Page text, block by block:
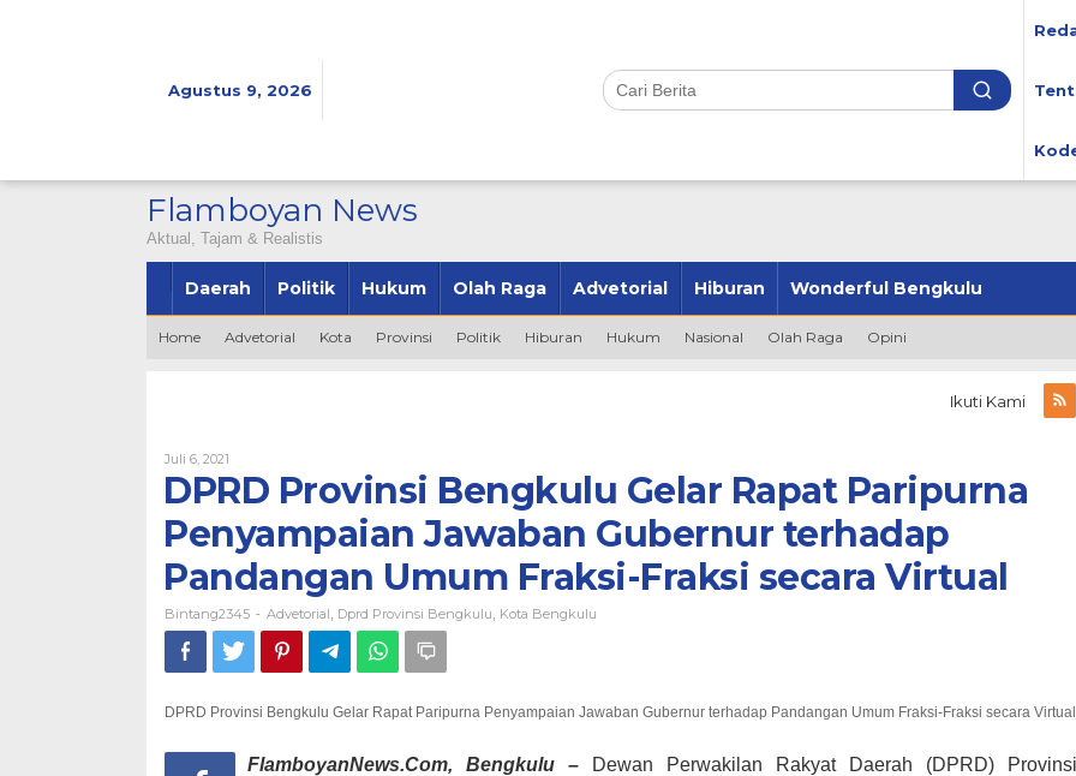
Agustus 9, 2026
Flamboyan News
Aktual, Tajam & Realistis
Daerah Politik Hukum Olah Raga Advetorial Hiburan Wonderful Bengkulu
Home Advetorial Kota Provinsi Politik Hiburan Hukum Nasional Olah Raga Opini
Ikuti Kami
Juli 6, 2021
Bintang2345
DPRD Provinsi Bengkulu Gelar Rapat Paripurna
Penyampaian Jawaban Gubernur terhadap
Pandangan Umum Fraksi-Fraksi secara Virtual
Bintang2345 - Advetorial Dprd Provinsi Bengkulu Kota Bengkulu
DPRD Provinsi Bengkulu Gelar Rapat Paripurna Penyampaian Jawaban Gubernur terhadap Pandangan Umum Fraksi-Fraksi secara Virtual
FlamboyanNews.Com, Bengkulu –
Dewan Perwakilan Rakyat Daerah (DPRD) Provinsi